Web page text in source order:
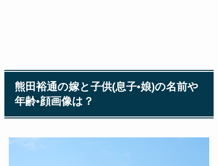
熊田裕通の嫁と子供(息子•娘)の名前や
年齢•顔画像は？